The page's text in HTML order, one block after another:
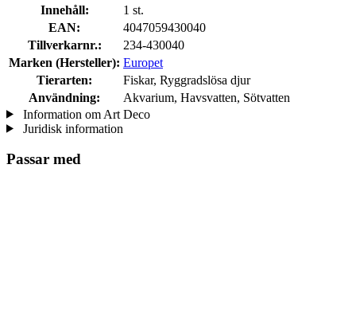
Innehåll:
1 st.
EAN:
4047059430040
Tillverkarnr.:
234-430040
Marken (Hersteller): Europet
Tierarten:
Fiskar, Ryggradslösa djur
Användning:
Akvarium, Havsvatten, Sötvatten
Information om Art Deco
Juridisk information
Passar med